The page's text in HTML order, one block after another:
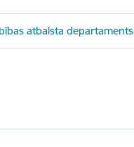
atbalsta departaments